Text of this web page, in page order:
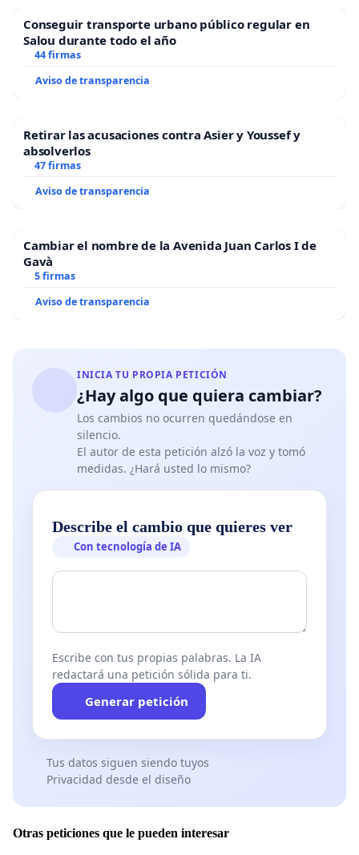
Conseguir transporte urbano público regular en
Salou durante todo el año
44 firmas
Aviso de transparencia
Retirar las acusaciones contra Asier y Youssef y
absolverlos
47 firmas
Aviso de transparencia
Cambiar el nombre de la Avenida Juan Carlos I de
Gavà
5 firmas
Aviso de transparencia
INICIA TU PROPIA PETICIÓN
¿Hay algo que quiera cambiar?
Los cambios no ocurren quedándose en
silencio.
El autor de esta petición alzó la voz y tomó
medidas. ¿Hará usted lo mismo?
Describe el cambio que quieres ver
Con tecnología de IA
Escribe con tus propias palabras. La IA
redactará una petición sólida para ti.
Generar petición
Tus datos siguen siendo tuyos
Privacidad desde el diseño
Otras peticiones que le pueden interesar